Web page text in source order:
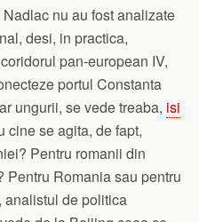
nu au fost analizate
desi, in practica,
pan-european IV,
portul Constanta
ungurii, se vede treaba, isi
cine se agita, de fapt,
Pentru romanii din
Pentru Romania sau pentru
analistul de politica